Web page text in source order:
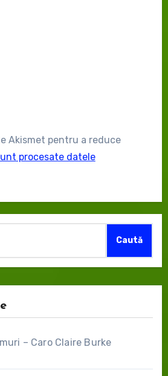
Akismet pentru a reduce
procesate datele
– Caro Claire Burke